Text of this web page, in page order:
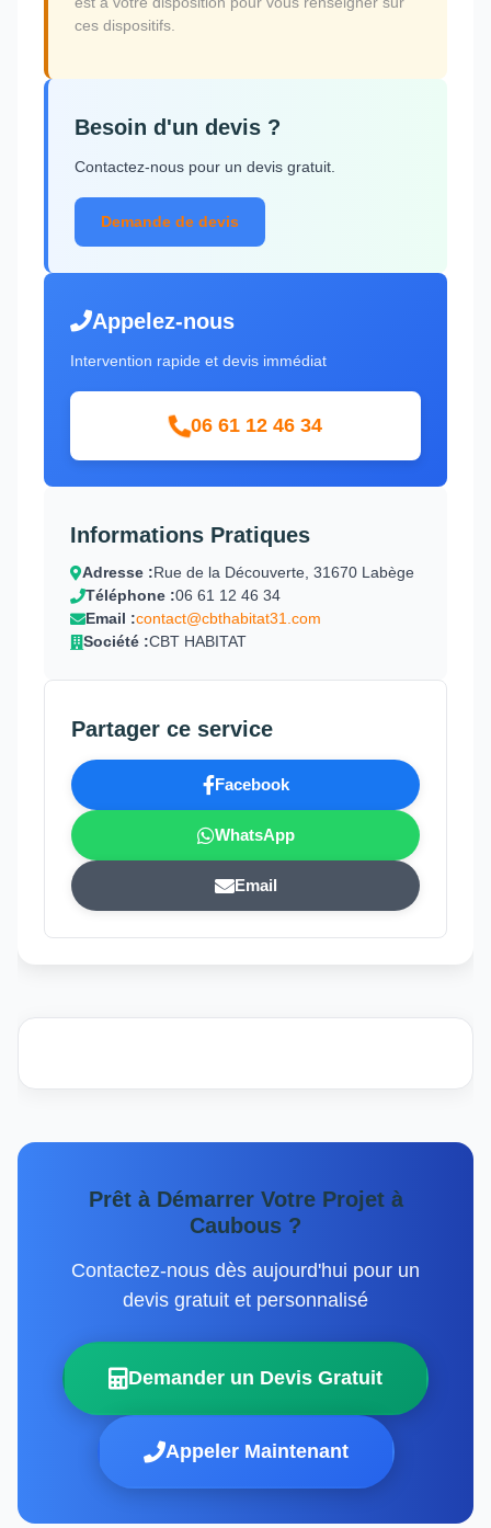
ces dispositifs.
Besoin d'un devis ?
Contactez-nous pour un devis gratuit.
Demande de devis
Appelez-nous
Intervention rapide et devis immédiat
06 61 12 46 34
Informations Pratiques
Adresse :Rue de la Découverte, 31670 Labège
Téléphone :06 61 12 46 34
Email :contact@cbthabitat31.com
Société :CBT HABITAT
Partager ce service
Facebook
WhatsApp
Email
Prêt à Démarrer Votre Projet à
Caubous ?
Contactez-nous dès aujourd'hui pour un
devis gratuit et personnalisé
Demander un Devis Gratuit
Appeler Maintenant